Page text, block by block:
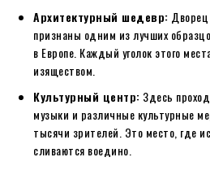
Архитектурный шедевр: Дворец
признаны одним из лучших
в Европе. Каждый уголок этого
изяществом.
Культурный центр: Здесь
музыки и различные культурные
тысячи зрителей. Это место, где
сливаются воедино.